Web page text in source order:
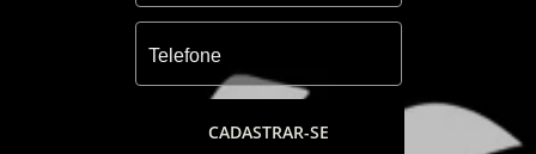
- Conveniência 24 horas
- Academia
- Sala de coworking
- Sala de massagemCADASTRAR-SE